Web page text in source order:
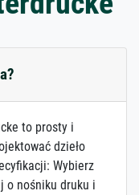
to prosty i
dzieło
Wybierz
o nośniku druku i